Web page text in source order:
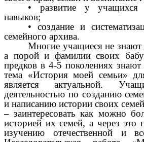
• развитие у учащихся
навыков;
• создание и
семейного архива.
Многие учащиеся не знают
а порой и фамилии своих
предков в 4-5 поколениях
тема «История моей семьи»
является актуальной.
деятельностью по созданию
и написанию истории своих
– заинтересовать как можно
историей их семей, а через это
изучению отечественной и